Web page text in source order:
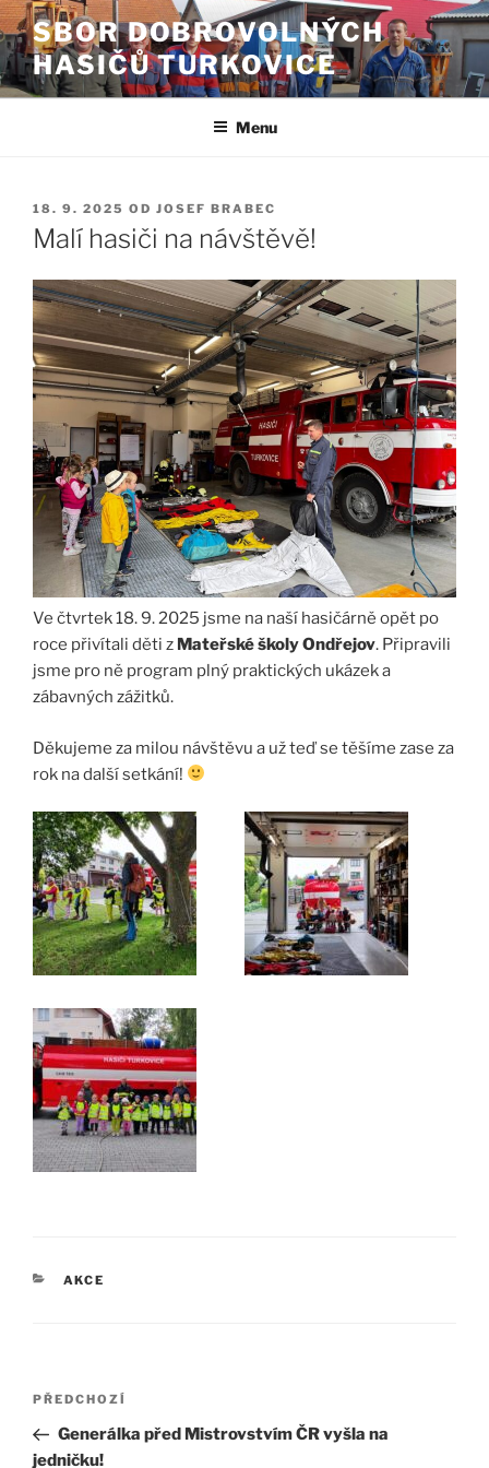
Přejít
k
obsahu
webu
SBOR DOBROVOLNÝCH
HASIČŮ TURKOVICE
Menu
PUBLIKOVÁNO
18. 9. 2025 OD JOSEF BRABEC
Malí hasiči na návštěvě!
Ve čtvrtek 18. 9. 2025 jsme na naší hasičárně opět po
roce přivítali děti z Mateřské školy Ondřejov. Připravili
jsme pro ně program plný praktických ukázek a
zábavných zážitků.
Děkujeme za milou návštěvu a už teď se těšíme zase za
rok na další setkání!
RUBRIKY
AKCE
Navigace
příspěvek
Předchozí
příspěvek
PŘEDCHOZÍ
Generálka před Mistrovstvím ČR vyšla na
jedničku!